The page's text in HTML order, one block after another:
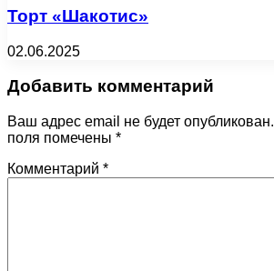
Торт «Шакотис»
02.06.2025
Добавить комментарий
Ваш адрес email не будет опубликован.
поля помечены *
Комментарий *